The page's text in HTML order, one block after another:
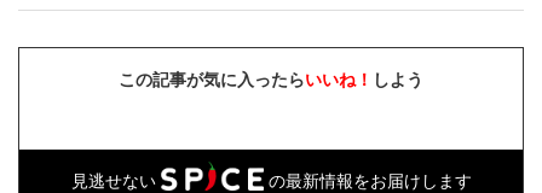
この記事が気に入ったらいいね！ しよう
見逃せない の最新情報をお届けします